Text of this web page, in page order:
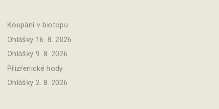
Koupání v biotopu
Ohlášky 16. 8. 2026
Ohlášky 9. 8. 2026
Přízřenické hody
Ohlášky 2. 8. 2026